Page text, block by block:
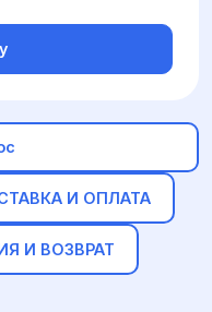
И ОПЛАТА
И ВОЗВРАТ